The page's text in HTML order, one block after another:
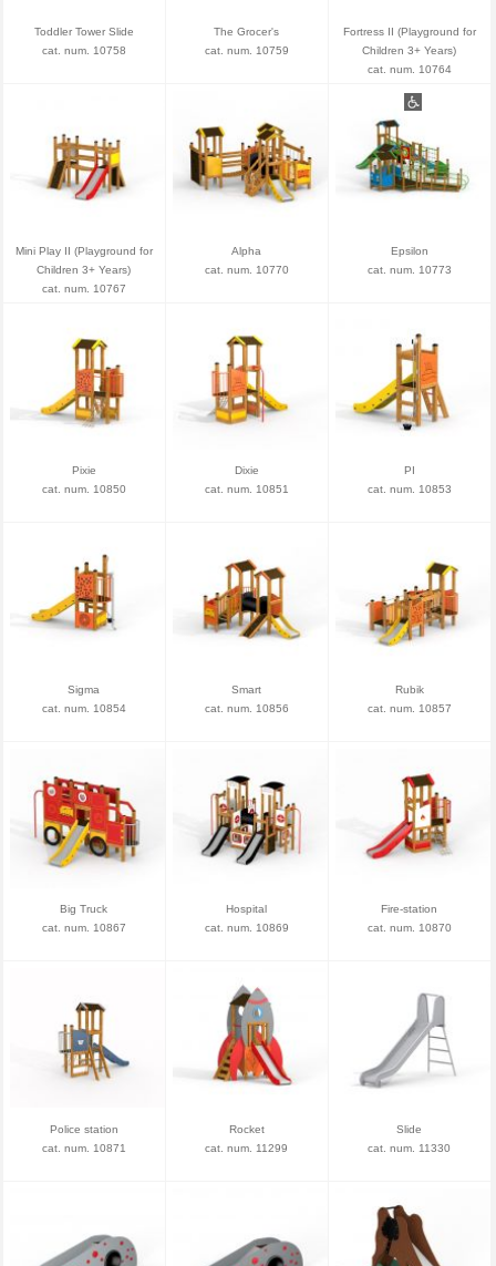
Toddler Tower Slide
cat. num. 10758
The Grocer's
cat. num. 10759
Fortress II (Playground for
Children 3+ Years)
cat. num. 10764
Mini Play II (Playground for
Children 3+ Years)
cat. num. 10767
Alpha
cat. num. 10770
Epsilon
cat. num. 10773
Pixie
cat. num. 10850
Dixie
cat. num. 10851
PI
cat. num. 10853
Sigma
cat. num. 10854
Smart
cat. num. 10856
Rubik
cat. num. 10857
Big Truck
cat. num. 10867
Hospital
cat. num. 10869
Fire-station
cat. num. 10870
Police station
cat. num. 10871
Rocket
cat. num. 11299
Slide
cat. num. 11330